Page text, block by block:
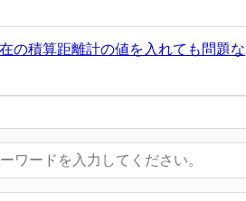
の積算距離計の値を入れても問題な